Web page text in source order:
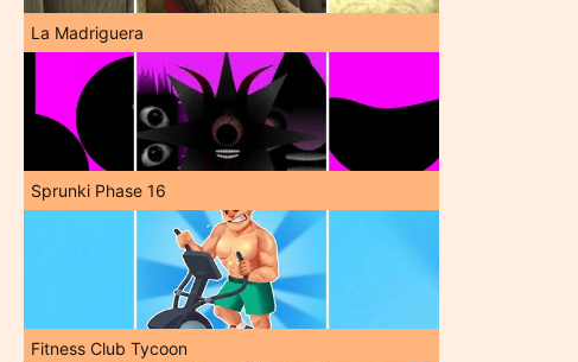
La Madriguera
Sprunki Phase 16
Fitness Club Tycoon